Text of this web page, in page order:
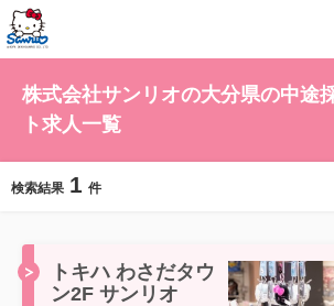
株式会社サンリオの大分県の中途
ト求人一覧
検索結果 1 件
トキハ わさだタウ
ン2F サンリオ